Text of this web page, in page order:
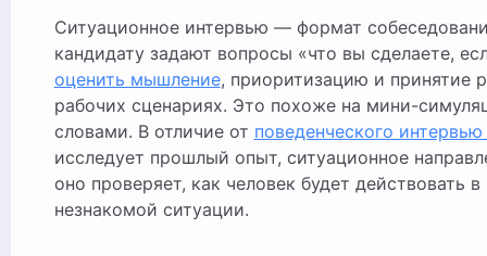
Ситуационное интервью — формат собеседования, при котором
кандидату задают вопросы «что вы сделаете,
оценить мышление, приоритизацию и принятие
рабочих сценариях. Это похоже на мини-
словами. В отличие от поведенческого интервью
исследует прошлый опыт, ситуационное
оно проверяет, как человек будет действовать в
незнакомой ситуации.